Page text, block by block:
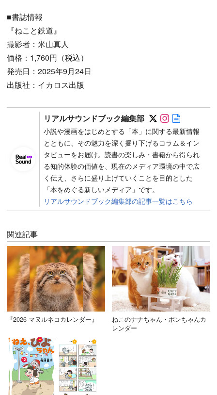
■書誌情報
『ねこと鉄道』
撮影者：米山真人
価格：1,760円（税込）
発売日：2025年9月24日
出版社：イカロス出版
リアルサウンドブック編集部 Follow on
Follow on
小説や漫画をはじめとする「本」に関する最新情報
とともに、その魅力を深く掘り下げるコラム＆イン
タビューをお届け。読書の楽しみ・書籍から得られ
る知的体験の価値を、現在のメディア環境の中で広
く伝え、さらに盛り上げていくことを目的とした
「本をめぐる新しいメディア」です。
リアルサウンドブック編集部の記事一覧はこちら
関連記事
『2026 マヌルネコカレンダー』
ねこのナナちゃん・ポンちゃんカ
レンダー